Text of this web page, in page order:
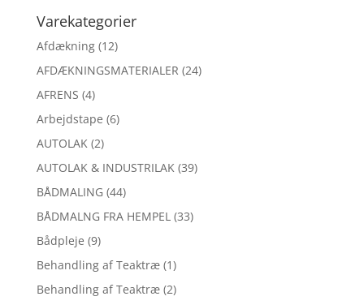
Varekategorier
Afdækning (12)
AFDÆKNINGSMATERIALER (24)
AFRENS (4)
Arbejdstape (6)
AUTOLAK (2)
AUTOLAK & INDUSTRILAK (39)
BÅDMALING (44)
BÅDMALNG FRA HEMPEL (33)
Bådpleje (9)
Behandling af Teaktræ (1)
Behandling af Teaktræ (2)